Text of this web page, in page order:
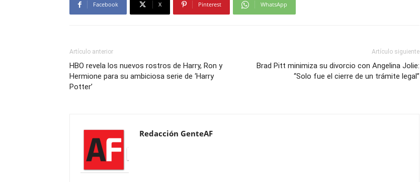
Facebook X Pinterest WhatsApp
Artículo anterior
HBO revela los nuevos rostros de Harry, Ron y
Hermione para su ambiciosa serie de ‘Harry
Potter’
Artículo siguiente
Brad Pitt minimiza su divorcio con Angelina Jolie:
“Solo fue el cierre de un trámite legal”
Redacción GenteAF